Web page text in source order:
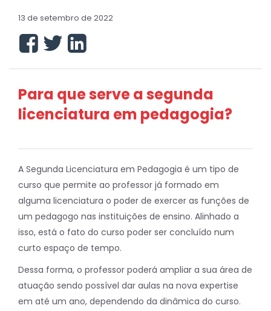
13 de setembro de 2022
Para que serve a segunda
licenciatura em pedagogia?
A Segunda Licenciatura em Pedagogia é um tipo de
curso que permite ao professor já formado em
alguma licenciatura o poder de exercer as funções de
um pedagogo nas instituições de ensino. Alinhado a
isso, está o fato do curso poder ser concluído num
curto espaço de tempo.
Dessa forma, o professor poderá ampliar a sua área de
atuação sendo possível dar aulas na nova expertise
em até um ano, dependendo da dinâmica do curso.